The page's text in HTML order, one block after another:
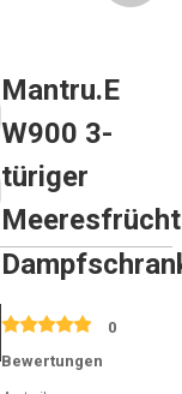
Mantru.E
W900 3-
türiger
0
Bewertungen